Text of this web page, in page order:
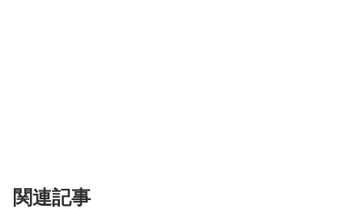
関連記事